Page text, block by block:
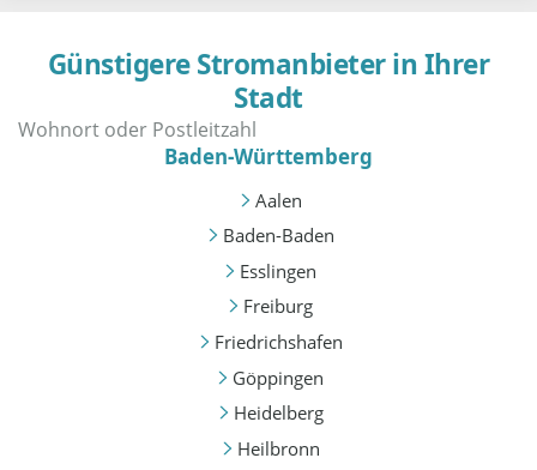
Günstigere Stromanbieter in Ihrer
Stadt
Baden-Württemberg
Aalen
Baden-Baden
Esslingen
Freiburg
Friedrichshafen
Göppingen
Heidelberg
Heilbronn